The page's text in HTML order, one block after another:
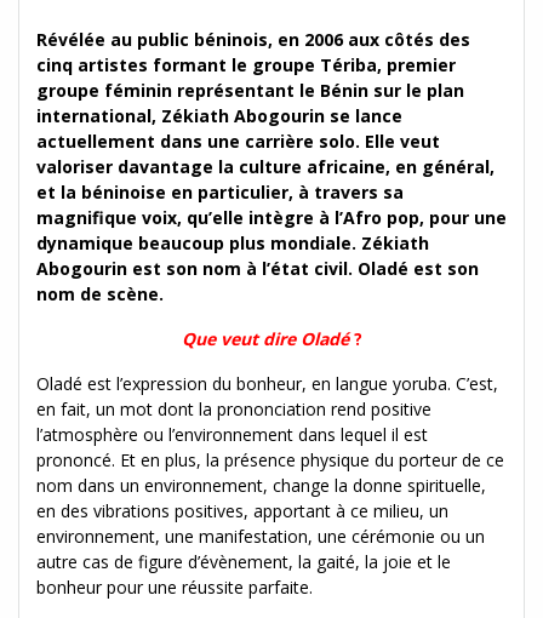
Révélée au public béninois, en 2006 aux côtés des
cinq artistes formant le groupe Tériba, premier
groupe féminin représentant le Bénin sur le plan
international, Zékiath Abogourin se lance
actuellement dans une carrière solo. Elle veut
valoriser davantage la culture africaine, en général,
et la béninoise en particulier, à travers sa
magnifique voix, qu’elle intègre à l’Afro pop, pour une
dynamique beaucoup plus mondiale. Zékiath
Abogourin est son nom à l’état civil. Oladé est son
nom de scène.
Que veut dire Oladé?
Oladé est l’expression du bonheur, en langue yoruba. C’est,
en fait, un mot dont la prononciation rend positive
l’atmosphère ou l’environnement dans lequel il est
prononcé. Et en plus, la présence physique du porteur de ce
nom dans un environnement, change la donne spirituelle,
en des vibrations positives, apportant à ce milieu, un
environnement, une manifestation, une cérémonie ou un
autre cas de figure d’évènement, la gaité, la joie et le
bonheur pour une réussite parfaite.